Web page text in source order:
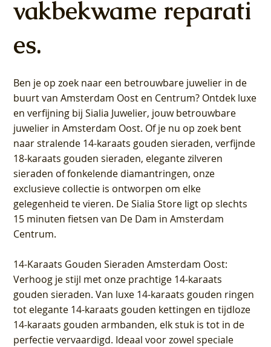
vakbekwame reparati
es.
Ben je op zoek naar een betrouwbare juwelier in de
buurt van Amsterdam Oost en Centrum? Ontdek luxe
en verfijning bij Sialia Juwelier, jouw betrouwbare
juwelier in Amsterdam Oost. Of je nu op zoek bent
naar stralende 14-karaats gouden sieraden, verfijnde
18-karaats gouden sieraden, elegante zilveren
sieraden of fonkelende diamantringen, onze
exclusieve collectie is ontworpen om elke
gelegenheid te vieren. De Sialia Store ligt op slechts
15 minuten fietsen van De Dam in Amsterdam
Centrum.
14-Karaats Gouden Sieraden Amsterdam Oost:
Verhoog je stijl met onze prachtige 14-karaats
gouden sieraden. Van luxe 14-karaats gouden ringen
tot elegante 14-karaats gouden kettingen en tijdloze
14-karaats gouden armbanden, elk stuk is tot in de
perfectie vervaardigd. Ideaal voor zowel speciale